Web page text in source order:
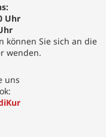
Uhr
können Sie sich an die
wenden.
uns